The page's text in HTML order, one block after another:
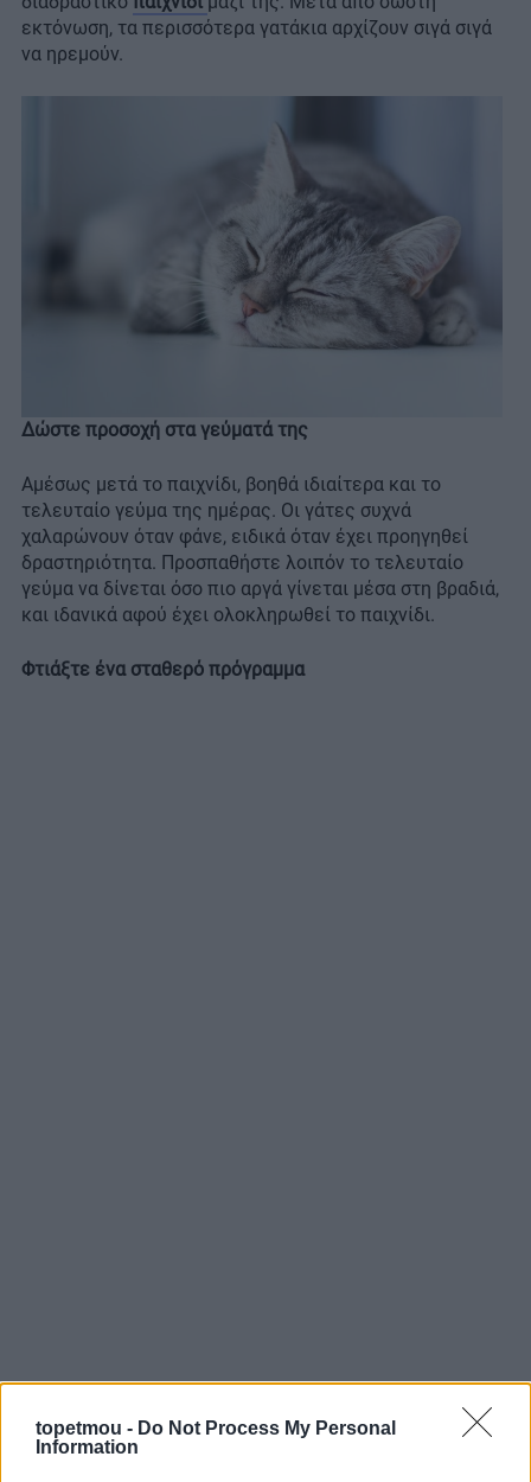
topetmou - Do Not Process My Personal
Information
εκτόνωση, τα περισσότερα γατάκια αρχίζουν σιγά σιγά
να ηρεμούν.
Δώστε προσοχή στα γεύματά της
Αμέσως μετά το παιχνίδι, βοηθά ιδιαίτερα και το
τελευταίο γεύμα της ημέρας. Οι γάτες συχνά
χαλαρώνουν όταν φάνε, ειδικά όταν έχει προηγηθεί
δραστηριότητα. Προσπαθήστε λοιπόν το τελευταίο
γεύμα να δίνεται όσο πιο αργά γίνεται μέσα στη βραδιά,
και ιδανικά αφού έχει ολοκληρωθεί το παιχνίδι.
Φτιάξτε ένα σταθερό πρόγραμμα
Εξίσου σημαντική είναι και η δημιουργία μιας σταθερής